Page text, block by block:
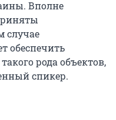
Вполне
случае
обеспечить
рода объектов,
спикер.